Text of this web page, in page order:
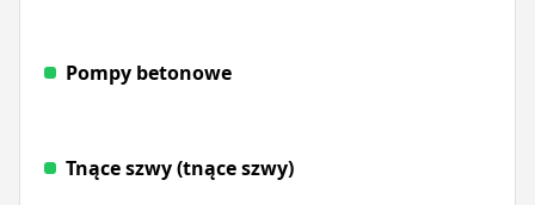
Pompy betonowe
Tnące szwy (tnące szwy)